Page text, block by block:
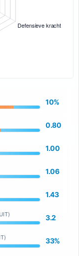
10%
0.80
1.00
1.06
1.43
3.2
33%